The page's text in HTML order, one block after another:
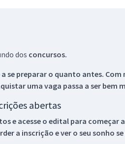
dos concursos.
se preparar o quanto antes.
uma vaga passa a ser bem
abertas
e acesse o edital para
a inscrição e ver o seu sonho